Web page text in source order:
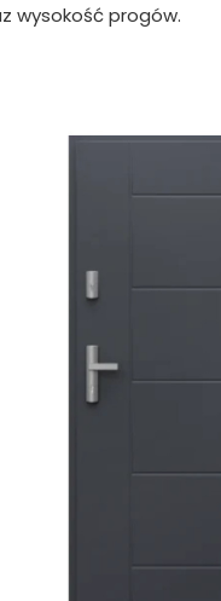
wysokość progów.